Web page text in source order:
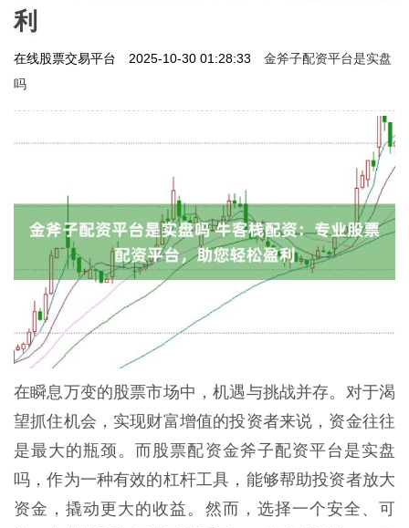
利
在线股票交易平台 2025-10-30 01:28:33
金斧子配资平台是实盘
吗
在瞬息万变的股票市场中，机遇与挑战并存。对于渴
望抓住机会，实现财富增值的投资者来说，资金往往
是最大的瓶颈。而股票配资金斧子配资平台是实盘
吗，作为一种有效的杠杆工具，能够帮助投资者放大
资金，撬动更大的收益。然而，选择一个安全、可